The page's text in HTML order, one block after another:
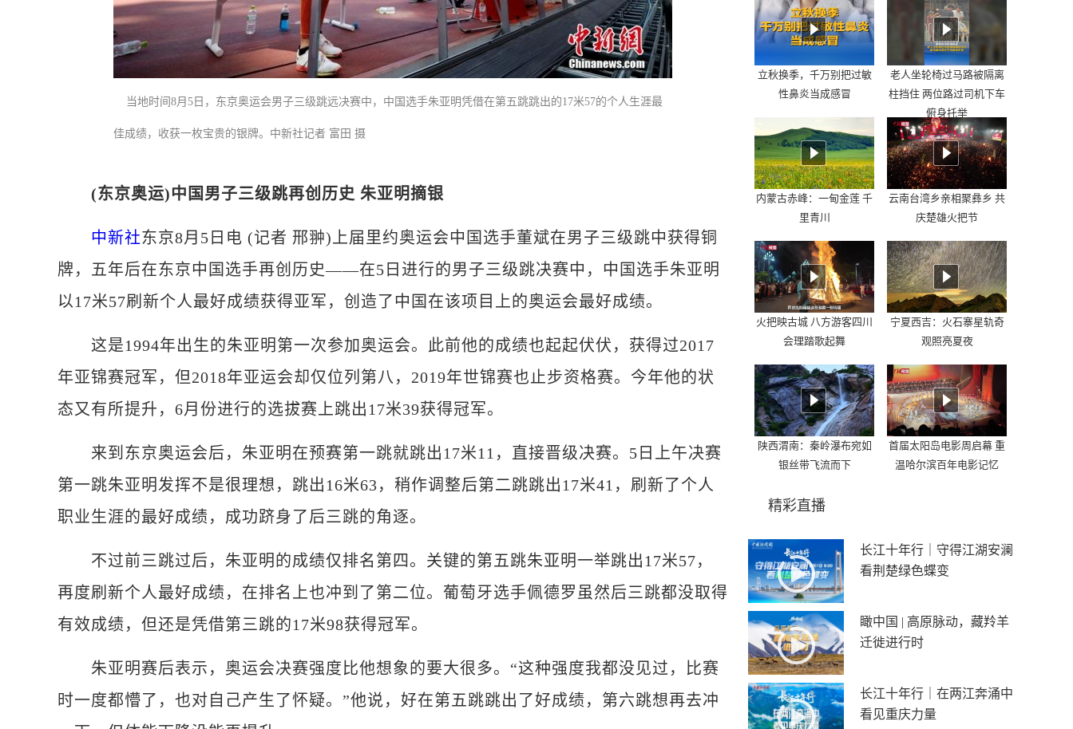
当地时间8月5日，东京奥运会男子三级跳远决赛中，中国选手朱亚明凭借在第五跳跳出的17米57的个人生涯最
佳成绩，收获一枚宝贵的银牌。中新社记者 富田 摄
(东京奥运)中国男子三级跳再创历史 朱亚明摘银
中新社东京8月5日电 (记者 邢翀)上届里约奥运会中国选手董斌在男子三级跳中获得铜
牌，五年后在东京中国选手再创历史——在5日进行的男子三级跳决赛中，中国选手朱亚明
以17米57刷新个人最好成绩获得亚军，创造了中国在该项目上的奥运会最好成绩。
这是1994年出生的朱亚明第一次参加奥运会。此前他的成绩也起起伏伏，获得过2017
年亚锦赛冠军，但2018年亚运会却仅位列第八，2019年世锦赛也止步资格赛。今年他的状
态又有所提升，6月份进行的选拔赛上跳出17米39获得冠军。
来到东京奥运会后，朱亚明在预赛第一跳就跳出17米11，直接晋级决赛。5日上午决赛
第一跳朱亚明发挥不是很理想，跳出16米63，稍作调整后第二跳跳出17米41，刷新了个人
职业生涯的最好成绩，成功跻身了后三跳的角逐。
不过前三跳过后，朱亚明的成绩仅排名第四。关键的第五跳朱亚明一举跳出17米57，
再度刷新个人最好成绩，在排名上也冲到了第二位。葡萄牙选手佩德罗虽然后三跳都没取得
有效成绩，但还是凭借第三跳的17米98获得冠军。
朱亚明赛后表示，奥运会决赛强度比他想象的要大很多。“这种强度我都没见过，比赛
时一度都懵了，也对自己产生了怀疑。”他说，好在第五跳跳出了好成绩，第六跳想再去冲
立秋换季，千万别把过敏
性鼻炎当成感冒
老人坐轮椅过马路被隔离
柱挡住 两位路过司机下车
俯身托举
内蒙古赤峰：一甸金莲 千
里青川
云南台湾乡亲相聚彝乡 共
庆楚雄火把节
火把映古城 八方游客四川
会理踏歌起舞
宁夏西吉：火石寨星轨奇
观照亮夏夜
陕西渭南：秦岭瀑布宛如
银丝带飞流而下
首届太阳岛电影周启幕 重
温哈尔滨百年电影记忆
精彩直播
长江十年行｜守得江湖安澜
看荆楚绿色蝶变
瞰中国 | 高原脉动，藏羚羊
迁徙进行时
长江十年行｜在两江奔涌中
看见重庆力量